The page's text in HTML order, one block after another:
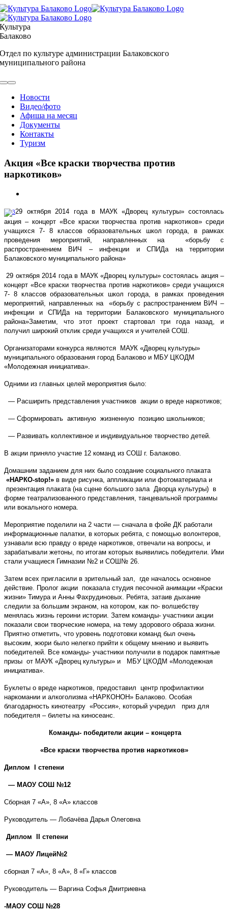
Skip
to
content
Культура
Балаково
Отдел по культуре администрации Балаковского
муниципального района
Toggle
NavigationНовости
Видео/фото
Афиша на месяц
Документы
Контакты
Туризм
Акция «Все краски творчества против
наркотиков»
Image
29 октября 2014 года в МАУК «Дворец культуры» состоялась
акция – концерт «Все краски творчества против наркотиков» среди
учащихся 7- 8 классов образовательных школ города, в рамках
проведения мероприятий, направленных на «борьбу с
распространением ВИЧ – инфекции и СПИДа на территории
Балаковского муниципального района»
29 октября 2014 года в МАУК «Дворец культуры» состоялась акция –
концерт «Все краски творчества против наркотиков» среди учащихся
7- 8 классов образовательных школ города, в рамках проведения
мероприятий, направленных на «борьбу с распространением ВИЧ –
инфекции и СПИДа на территории Балаковского муниципального
района»Заметим, что этот проект стартовал три года назад, и
получил широкий отклик среди учащихся и учителей СОШ.
Организаторами конкурса являются МАУК «Дворец культуры»
муниципального образования город Балаково и МБУ ЦКОДМ
«Молодежная инициатива».
Одними из главных целей мероприятия было:
— Расширить представления участников акции о вреде наркотиков;
— Сформировать активную жизненную позицию школьников;
— Развивать коллективное и индивидуальное творчество детей.
В акции приняло участие 12 команд из СОШ г. Балаково.
Домашним заданием для них было создание социального плаката
«НАРКО-stop!» в виде рисунка, аппликации или фотоматериала и
презентация плаката (на сцене большого зала Дворца культуры) в
форме театрализованного представления, танцевальной программы
или вокального номера.
Мероприятие поделили на 2 части — сначала в фойе ДК работали
информационные палатки, в которых ребята, с помощью волонтеров,
узнавали всю правду о вреде наркотиков, отвечали на вопросы, и
зарабатывали жетоны, по итогам которых выявились победители. Ими
стали учащиеся Гимназии №2 и СОШ№ 26.
Затем всех пригласили в зрительный зал, где началось основное
действие. Пролог акции показала студия песочной анимации «Краски
жизни» Тимура и Анны Фахрудиновых. Ребята, затаив дыхание
следили за большим экраном, на котором, как по- волшебству
менялась жизнь героини истории. Затем команды- участники акции
показали свои творческие номера, на тему здорового образа жизни.
Приятно отметить, что уровень подготовки команд был очень
высоким, жюри было нелегко прийти к общему мнению и выявить
победителей. Все команды- участники получили в подарок памятные
призы от МАУК «Дворец культуры» и МБУ ЦКОДМ «Молодежная
инициатива».
Буклеты о вреде наркотиков, предоставил центр профилактики
наркомании и алкоголизма «НАРКОНОН» Балаково. Особая
благодарность кинотеатру «Россия», который учредил приз для
победителя – билеты на киносеанс.
Команды- победители акции – концерта
«Все краски творчества против наркотиков»
Диплом степени
— МАОУ СОШ №12
Сборная 7 «А», 8 «А» классов
Руководитель — Лобачёва Дарья Олеговна
Диплом степени
— МАОУ Лицей№2
сборная 7 «А», 8 «А», 8 «Г» классов
Руководитель — Варгина Софья Дмитриевна
-МАОУ СОШ №28